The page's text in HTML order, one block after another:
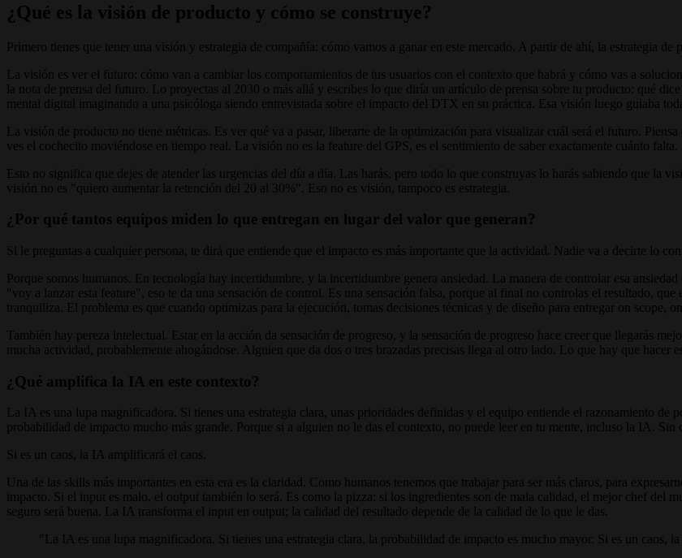
¿Qué es la visión de producto y cómo se construye?
Primero tienes que tener una visión y estrategia de compañía: cómo vamos a ganar en este mercado. A partir de ahí, la estrategia de
La visión es ver el futuro: cómo van a cambiar los comportamientos de tus usuarios con el contexto que habrá y cómo vas a
la nota de prensa del futuro. Lo proyectas al 2030 o más allá y escribes lo que diría un artículo de prensa sobre tu producto: qué
mental digital imaginando a una psicóloga siendo entrevistada sobre el impacto del DTX en su práctica. Esa visión luego guiaba
La visión de producto no tiene métricas. Es ver qué va a pasar, liberarte de la optimización para visualizar cuál será el futuro.
ves el cochecito moviéndose en tiempo real. La visión no es la feature del GPS, es el sentimiento de saber exactamente cuánto
Esto no significa que dejes de atender las urgencias del día a día. Las harás, pero todo lo que construyas lo harás sabiendo que la
visión no es "quiero aumentar la retención del 20 al 30%". Eso no es visión, tampoco es estrategia.
¿Por qué tantos equipos miden lo que entregan en lugar del valor que generan?
Si le preguntas a cualquier persona, te dirá que entiende que el impacto es más importante que la actividad. Nadie va a decirte lo
Porque somos humanos. En tecnología hay incertidumbre, y la incertidumbre genera ansiedad. La manera de controlar esa
"voy a lanzar esta feature", eso te da una sensación de control. Es una sensación falsa, porque al final no controlas el resultado,
tranquiliza. El problema es que cuando optimizas para la ejecución, tomas decisiones técnicas y de diseño para entregar on scope,
También hay pereza intelectual. Estar en la acción da sensación de progreso, y la sensación de progreso hace creer que llegarás
mucha actividad, probablemente ahogándose. Alguien que da dos o tres brazadas precisas llega al otro lado. Lo que hay que hacer
¿Qué amplifica la IA en este contexto?
La IA es una lupa magnificadora. Si tienes una estrategia clara, unas prioridades definidas y el equipo entiende el razonamiento
probabilidad de impacto mucho más grande. Porque si a alguien no le das el contexto, no puede leer en tu mente, incluso la IA. Sin
Si es un caos, la IA amplificará el caos.
Una de las skills más importantes en esta era es la claridad. Como humanos tenemos que trabajar para ser más claros, para
impacto. Si el input es malo, el output también lo será. Es como la pizza: si los ingredientes son de mala calidad, el mejor chef del
seguro será buena. La IA transforma el input en output; la calidad del resultado depende de la calidad de lo que le das.
"La IA es una lupa magnificadora. Si tienes una estrategia clara, la probabilidad de impacto es mucho mayor. Si es un